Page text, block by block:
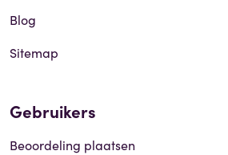
Blog
Sitemap
Gebruikers
Beoordeling plaatsen